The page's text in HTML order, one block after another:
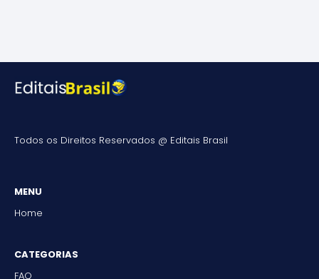
Todos os Direitos Reservados @ Editais Brasil
MENU
Home
CATEGORIAS
FAQ